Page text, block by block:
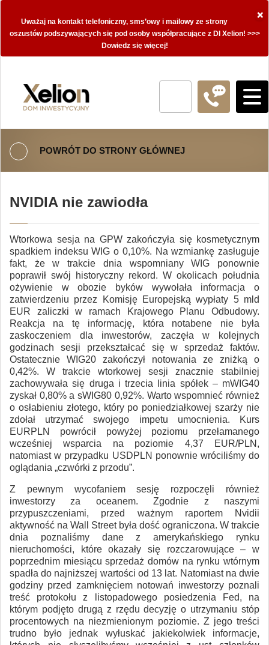
×
Uważaj na kontakt telefoniczny, sms’owy i mailowy ze strony
oszustów podszywających się pod osoby współpracujące z DI Xelion! >>>
Dowiedz się więcej!
POWRÓT DO STRONY GŁÓWNEJ
NVIDIA nie zawiodła
Wtorkowa sesja na GPW zakończyła się kosmetycznym
spadkiem indeksu WIG o 0,10%. Na wzmiankę zasługuje
fakt, że w trakcie dnia wspomniany WIG ponownie
poprawił swój historyczny rekord. W okolicach południa
ożywienie w obozie byków wywołała informacja o
zatwierdzeniu przez Komisję Europejską wypłaty 5 mld
EUR zaliczki w ramach Krajowego Planu Odbudowy.
Reakcja na tę informację, która notabene nie była
zaskoczeniem dla inwestorów, zaczęła w kolejnych
godzinach sesji przekształcać się w sprzedaż faktów.
Ostatecznie WIG20 zakończył notowania ze zniżką o
0,42%. W trakcie wtorkowej sesji znacznie stabilniej
zachowywała się druga i trzecia linia spółek – mWIG40
zyskał 0,80% a sWIG80 0,92%. Warto wspomnieć również
o osłabieniu złotego, który po poniedziałkowej szarży nie
zdołał utrzymać swojego impetu umocnienia. Kurs
EURPLN powrócił powyżej poziomu przełamanego
wcześniej wsparcia na poziomie 4,37 EUR/PLN,
natomiast w przypadku USDPLN ponownie wróciliśmy do
oglądania „czwórki z przodu”.
Z pewnym wycofaniem sesję rozpoczęli również
inwestorzy za oceanem. Zgodnie z naszymi
przypuszczeniami, przed ważnym raportem Nvidii
aktywność na Wall Street była dość ograniczona. W trakcie
dnia poznaliśmy dane z amerykańskiego rynku
nieruchomości, które okazały się rozczarowujące – w
poprzednim miesiącu sprzedaż domów na rynku wtórnym
spadła do najniższej wartości od 13 lat. Natomiast na dwie
godziny przed zamknięciem notowań inwestorzy poznali
treść protokołu z listopadowego posiedzenia Fed, na
którym podjęto drugą z rzędu decyzję o utrzymaniu stóp
procentowych na niezmienionym poziomie. Z jego treści
trudno było jednak wyłuskać jakiekolwiek informacje,